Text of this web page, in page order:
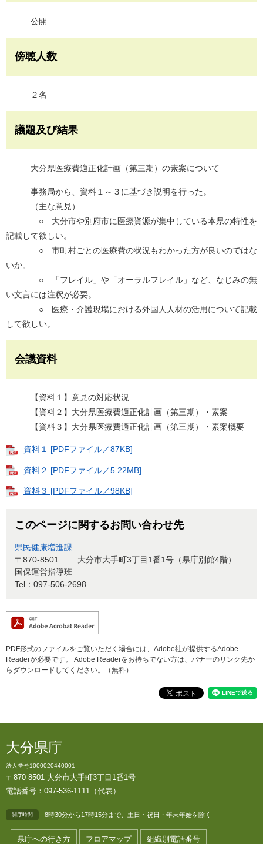
公開
傍聴人数
２名
議題及び結果
大分県医療費適正化計画（第三期）の素案について
事務局から、資料１～３に基づき説明を行った。
（主な意見）
○ 大分市や別府市に医療資源が集中している本県の特性を
記載して欲しい。
○ 市町村ごとの医療費の状況もわかった方が良いのではな
いか。
○ 「フレイル」や「オーラルフレイル」など、なじみの無
い文言には注釈が必要。
○ 医療・介護現場における外国人人材の活用について記載
して欲しい。
会議資料
【資料１】意見の対応状況
【資料２】大分県医療費適正化計画（第三期）・素案
【資料３】大分県医療費適正化計画（第三期）・素案概要
資料１ [PDFファイル／87KB]
資料２ [PDFファイル／5.22MB]
資料３ [PDFファイル／98KB]
このページに関するお問い合わせ先
県民健康増進課
〒870-8501
大分市大手町3丁目1番1号（県庁別館4階）
国保運営指導班
Tel：097-506-2698
PDF形式のファイルをご覧いただく場合には、Adobe社が提供するAdobe
Readerが必要です。
Adobe Readerをお持ちでない方は、バナーのリンク先か
らダウンロードしてください。（無料）
大分県庁
法人番号1000020440001
〒870-8501 大分市大手町3丁目1番1号
電話番号：097-536-1111（代表）
開庁時間 8時30分から17時15分まで、土日・祝日・年末年始を除く
県庁への行き方 フロアマップ 組織別電話番号